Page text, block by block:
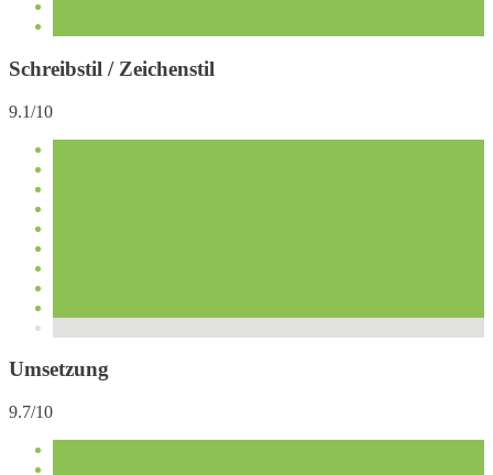
Schreibstil / Zeichenstil
9.1/10
Umsetzung
9.7/10